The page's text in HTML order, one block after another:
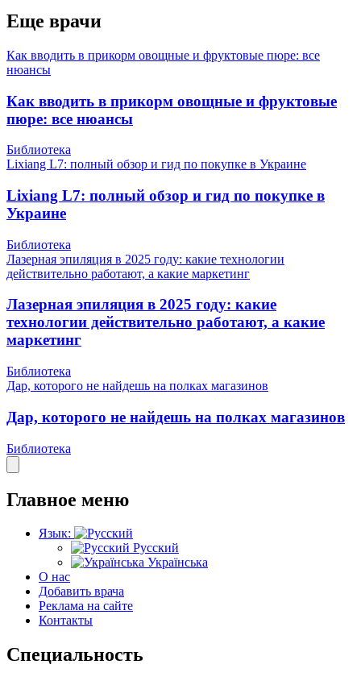
Еще врачи
Как вводить в прикорм овощные и фруктовые пюре: все
нюансы
Как вводить в прикорм овощные и фруктовые
пюре: все нюансы
Библиотека
Lixiang L7: полный обзор и гид по покупке в Украине
Lixiang L7: полный обзор и гид по покупке в
Украине
Библиотека
Лазерная эпиляция в 2025 году: какие технологии
действительно работают, а какие маркетинг
Лазерная эпиляция в 2025 году: какие
технологии действительно работают, а какие
маркетинг
Библиотека
Дар, которого не найдешь на полках магазинов
Дар, которого не найдешь на полках магазинов
Библиотека
Главное меню
Язык:
Русский
Українська
О нас
Добавить врача
Реклама на сайте
Контакты
Специальность